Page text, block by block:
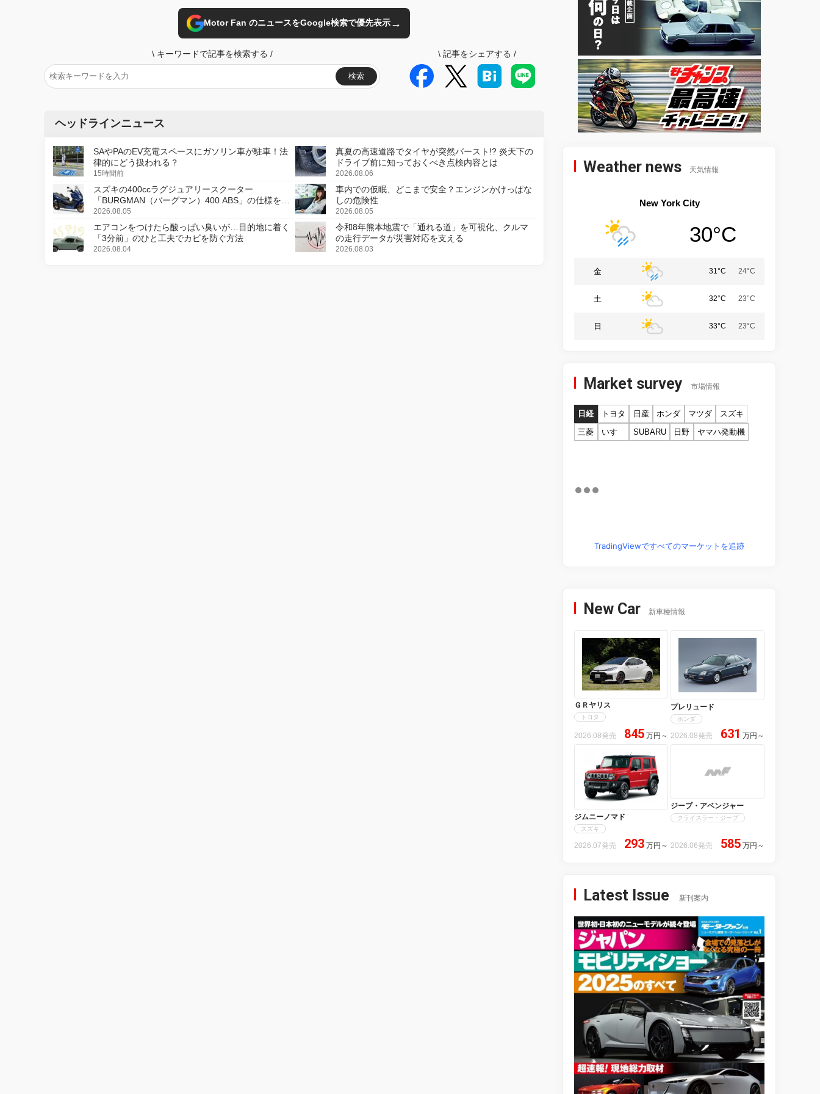
Motor Fan のニュースをGoogle検索で優先表示→
\ キーワードで記事を検索する /
検索
\ 記事をシェアする /
ヘッドラインニュース
SAやPAのEV充電スペースにガソリン車が駐車！法
律的にどう扱われる？
15時間前
真夏の高速道路でタイヤが突然バースト!? 炎天下の
ドライブ前に知っておくべき点検内容とは
2026.08.06
スズキの400ccラグジュアリースクーター
「BURGMAN（バーグマン）400 ABS」の仕様を変
更し、8月18日に発売
2026.08.05
車内での仮眠、どこまで安全？エンジンかけっぱな
しの危険性
2026.08.05
エアコンをつけたら酸っぱい臭いが…目的地に着く
「3分前」のひと工夫でカビを防ぐ方法
2026.08.04
令和8年熊本地震で「通れる道」を可視化、クルマ
の走行データが災害対応を支える
2026.08.03
Weather news 天気情報
New York City
30°C
金 31°C 24°C
土 32°C 23°C
日 33°C 23°C
Market survey 市場情報
日経 トヨタ 日産 ホンダ マツダ
スズキ
三菱
いすゞ SUBARU 日野 ヤマハ発動機
TradingViewですべてのマーケットを追跡
New Car 新車種情報
ＧＲヤリス
トヨタ
2026.08発売 845 万円 ～
プレリュード
ホンダ
2026.08発売 631 万円 ～
ジムニーノマド
スズキ
2026.07発売 293 万円 ～
ジープ・アベンジャー
クライスラー・ジープ
2026.06発売 585 万円 ～
Latest Issue 新刊案内